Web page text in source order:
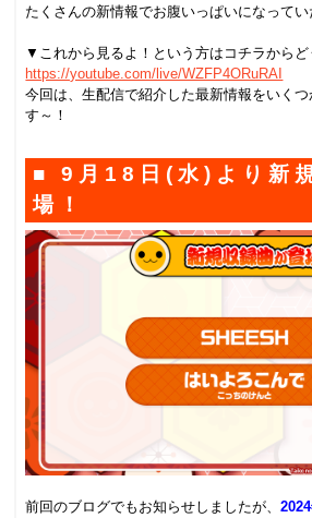
たくさんの新情報でお腹いっぱいになって
▼これから見るよ！という方はコチラからど
https://youtube.com/live/WZFP4ORuRAI
今回は、生配信で紹介した最新情報をいく
す～！
■ 9月18日(水)より新
場！
前回のブログでもお知らせしましたが、